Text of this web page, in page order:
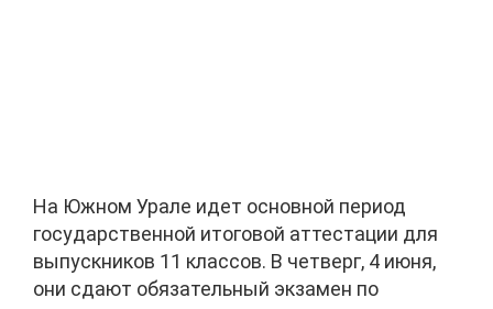
На Южном Урале идет основной период
государственной итоговой аттестации для
выпускников 11 классов. В четверг, 4 июня,
они сдают обязательный экзамен по